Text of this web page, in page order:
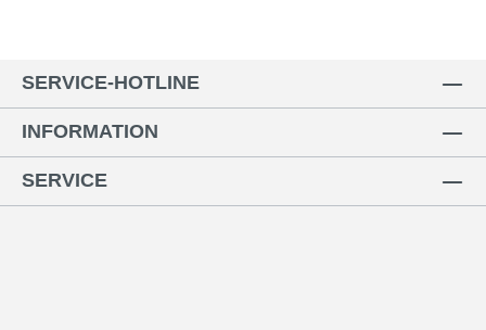
SERVICE-HOTLINE
INFORMATION
SERVICE